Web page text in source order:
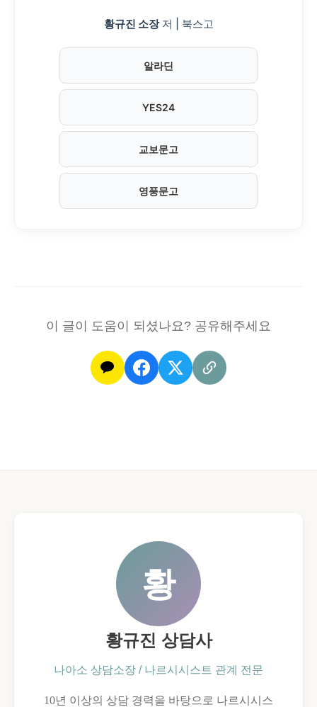
황규진 소장저 | 북스고
알라딘
YES24
교보문고
영풍문고
이 글이 도움이 되셨나요? 공유해주세요
황
황규진 상담사
나아소 상담소장 / 나르시시스트 관계 전문
10년 이상의 상담 경력을 바탕으로 나르시시스